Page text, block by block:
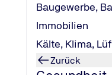
Baugewerbe,
Immobilien
Kälte, Klima,
Zurück
Führerschein – egal